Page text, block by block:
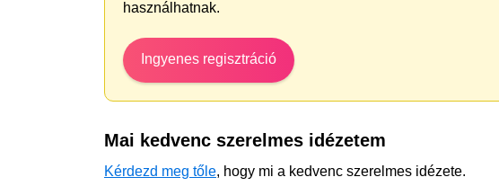
használhatnak.
Ingyenes regisztráció
Mai kedvenc szerelmes idézetem
Kérdezd meg tőle, hogy mi a kedvenc szerelmes idézete.